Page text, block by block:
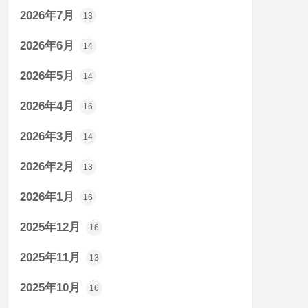
2026年7月 13
2026年6月 14
2026年5月 14
2026年4月 16
2026年3月 14
2026年2月 13
2026年1月 16
2025年12月 16
2025年11月 13
2025年10月 16